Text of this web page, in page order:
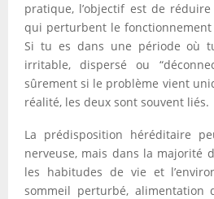
pratique, l’objectif est de
qui perturbent le
Si tu es dans une période où
irritable, dispersé ou
sûrement si le problème vient
réalité, les deux sont souvent liés.
La prédisposition héréditaire
nerveuse, mais dans la majorité
les habitudes de vie et
sommeil perturbé, alimentation